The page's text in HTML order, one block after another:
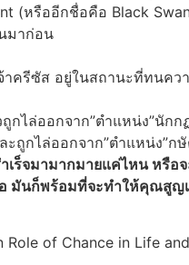
(หรืออีกชื่อคือ Black
มาก่อน
าครีซัส อยู่ในสถานะที่ทนค
กไล่ออกจาก”ตำแหน่ง”นั
ถูกไล่ออกจาก”ตำแหน่ง”ก
ร็จมามากมายแค่ไหน หรื
นก็พร้อมที่จะทำให้คุณสูญเ
Role of Chance in Life